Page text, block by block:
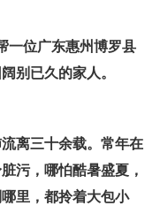
一位广东惠州博罗县
别已久的家人。
离三十余载。常年在
污，哪怕酷暑盛夏，
里，都拎着大包小